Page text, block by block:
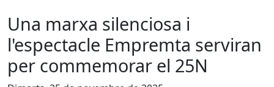
Una marxa silenciosa i
l'espectacle Empremta serviran
per commemorar el 25N